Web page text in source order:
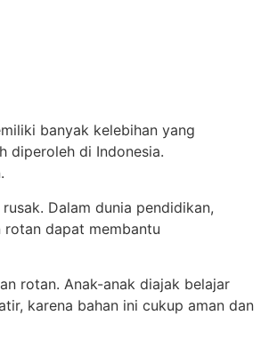
banyak kelebihan yang
diperoleh di Indonesia.
Dalam dunia pendidikan,
rotan dapat membantu
rotan. Anak-anak diajak belajar
karena bahan ini cukup aman dan